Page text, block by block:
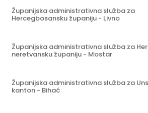
Županijska administrativna služba za
Hercegbosansku županiju - Livno
Županijska administrativna služba za
neretvansku županiju - Mostar
Županijska administrativna služba za
kanton - Bihać